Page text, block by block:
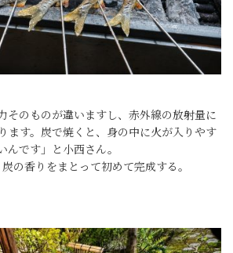
そのものが違いますし、赤外線の放射量に
ます。炭で焼くと、身の中に火が入りやす
んです」と小西さん。
の香りをまとって初めて完成する。